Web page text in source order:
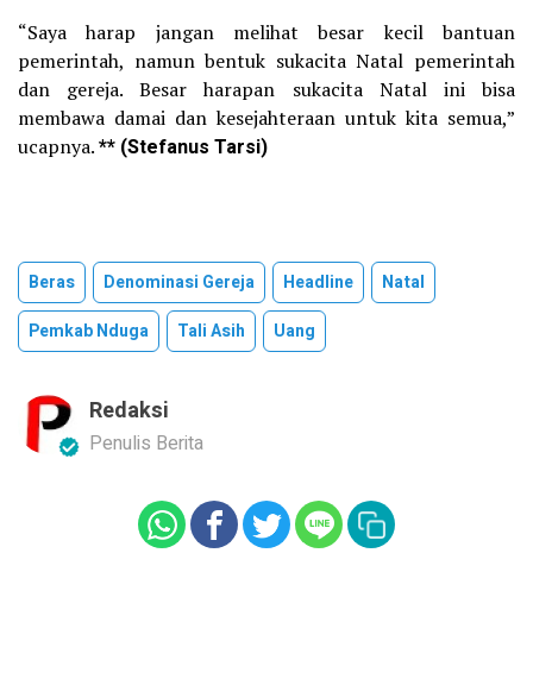
“Saya harap jangan melihat besar kecil bantuan
pemerintah, namun bentuk sukacita Natal pemerintah
dan gereja. Besar harapan sukacita Natal ini bisa
membawa damai dan kesejahteraan untuk kita semua,”
ucapnya.** (Stefanus Tarsi)
Beras Denominasi Gereja Headline
Natal
Pemkab Nduga
Tali Asih Uang
Redaksi
Penulis Berita